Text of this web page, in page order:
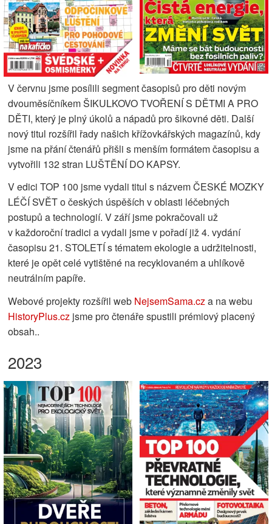
V červnu jsme posílili segment časopisů pro děti novým
dvouměsíčníkem ŠIKULKOVO TVOŘENÍ S DĚTMI A PRO
DĚTI, který je plný úkolů a nápadů pro šikovné děti. Další
nový titul rozšířil řady našich křížovkářských magazínů, kdy
jsme na přání čtenářů přišli s menším formátem časopisu a
vytvořili 132 stran LUŠTĚNÍ DO KAPSY.
V edici TOP 100 jsme vydali titul s názvem ČESKÉ MOZKY
LÉČÍ SVĚT o českých úspěších v oblasti léčebných
postupů a technologií. V září jsme pokračovali už
v každoroční tradici a vydali jsme v pořadí již 4. vydání
časopisu 21. STOLETÍ s tématem ekologie a udržitelnosti,
které je opět celé vytištěné na recyklovaném a uhlíkově
neutrálním papíře.
Webové projekty rozšířil web NejsemSama.cza na webu
HistoryPlus.cz jsme pro čtenáře spustili prémiový placený
obsah..
2023